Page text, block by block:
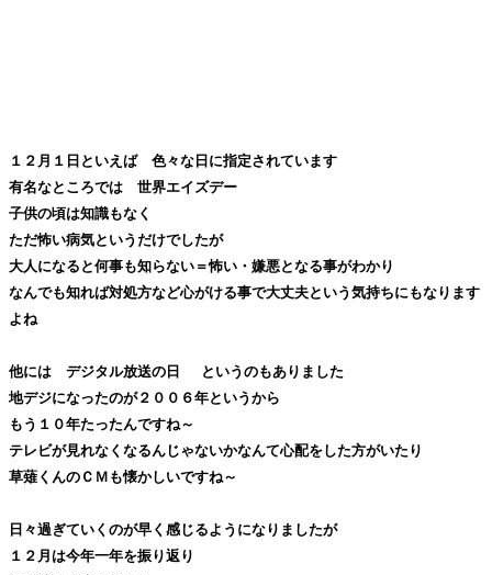
１２月１日といえば 色々な日に指定されています
有名なところでは 世界エイズデー
子供の頃は知識もなく
ただ怖い病気というだけでしたが
大人になると何事も知らない＝怖い・嫌悪となる事がわかり
なんでも知れば対処方など心がける事で大丈夫という気持ちにもなります
よね
他には デジタル放送の日
というのもありました
地デジになったのが２００６年というから
もう１０年たったんですね～
テレビが見れなくなるんじゃないかなんて心配をした方がいたり
草薙くんのＣＭも懐かしいですね～
日々過ぎていくのが早く感じるようになりましたが
１２月は今年一年を振り返り